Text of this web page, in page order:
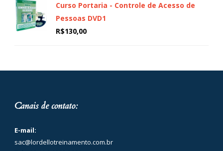
Curso Portaria - Controle de Acesso de
Pessoas DVD1
R$130,00
Canais de contato:
E-mail:
sac@lordellotreinamento.com.br